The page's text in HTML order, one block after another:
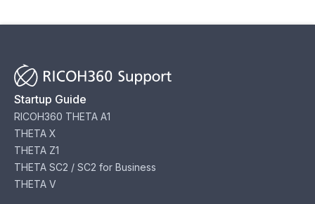
Startup Guide
RICOH360 THETA A1
THETA X
THETA Z1
THETA SC2 / SC2 for Business
THETA V